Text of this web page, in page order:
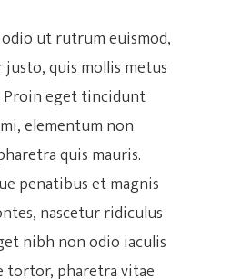
ut rutrum euismod,
quis mollis metus
Proin eget tincidunt
elementum non
quis mauris.
penatibus et magnis
nascetur ridiculus
nibh non odio iaculis
tortor, pharetra vitae
Inicio
Clases
Online Nivel 1
Clases Para